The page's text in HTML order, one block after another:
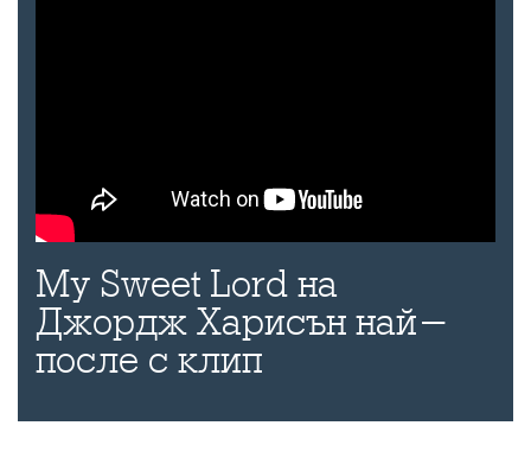
My Sweet Lord на
Джордж Харисън най-
после с клип